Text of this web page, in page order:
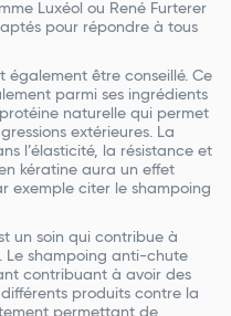
Luxéol ou René Furterer
pour répondre à tous
également être conseillé. Ce
parmi ses ingrédients
naturelle qui permet
extérieures. La
l’élasticité, la résistance et
kératine aura un effet
exemple citer le shampoing
un soin qui contribue à
Le shampoing anti-chute
contribuant à avoir des
produits contre la